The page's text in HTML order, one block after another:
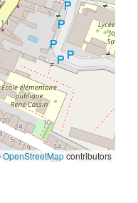
OpenStreetMapcontributors